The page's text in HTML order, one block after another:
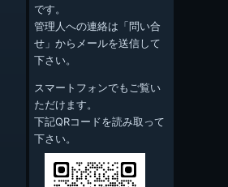
です。
管理人への連絡は「問い合
せ」からメールを送信して
下さい。
スマートフォンでもご覧い
ただけます。
下記QRコードを読み取って
下さい。